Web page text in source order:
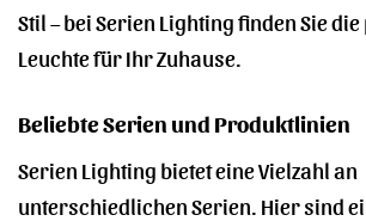
Stil – bei Serien Lighting finden Sie
Leuchte für Ihr Zuhause.
Beliebte Serien und Produktlinien
Serien Lighting bietet eine Vielzahl an
unterschiedlichen Serien. Hier sind